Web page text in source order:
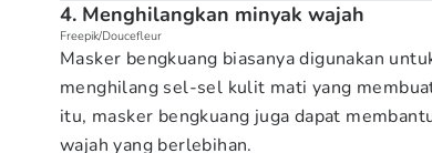
4. Menghilangkan minyak wajah
Freepik/Doucefleur
Masker bengkuang biasanya digunakan
menghilang sel-sel kulit mati yang
itu, masker bengkuang juga dapat
wajah yang berlebihan.